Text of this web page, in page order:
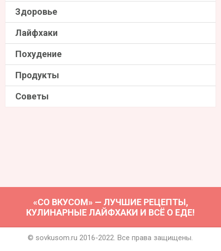
Здоровье
Лайфхаки
Похудение
Продукты
Советы
«СО ВКУСОМ» — ЛУЧШИЕ РЕЦЕПТЫ,
КУЛИНАРНЫЕ ЛАЙФХАКИ И ВСЁ О ЕДЕ!
© sovkusom.ru 2016-2022. Все права защищены.